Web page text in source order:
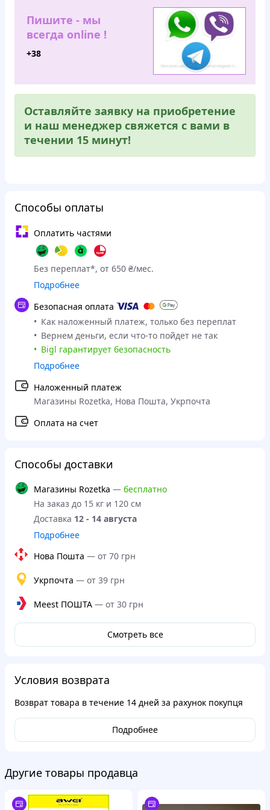
Пишите - мы
всегда online !
+38
Оставляйте заявку на приобретение
и наш менеджер свяжется с вами в
течении 15 минут!
Способы оплаты
Оплатить частями
Без переплат*, от 650 ₴/мес.
Подробнее
Безопасная оплата
Как наложенный платеж, только без переплат
Вернем деньги, если что-то пойдет не так
Bigl гарантирует безопасность
Подробнее
Наложенный платеж
Магазины Rozetka, Нова Пошта, Укрпочта
Оплата на счет
Способы доставки
Магазины Rozetka — бесплатно
На заказ до 15 кг и 120 см
Доставка 12 - 14 августа
Подробнее
Нова Пошта — от 70 грн
Укрпочта — от 39 грн
Meest ПОШТА — от 30 грн
Смотреть все
Условия возврата
Возврат товара в течение 14 дней за рахунок покупця
Подробнее
Другие товары продавца